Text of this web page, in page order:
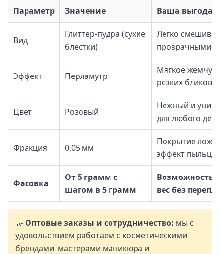
Параметр Значение Ваша выгода
Вид
Глиттер-пудра (сухие
блестки)
Легко
прозрачными
Эффект Перламутр
Мягкое
резких бликов
Цвет Розовый
Нежный и
для любого
Фракция 0,05 мм
Покрытие
эффект пыльцы
Фасовка
От 5 грамм с
шагом в 5 грамм
Возможность
вес без
🤝 Оптовые заказы и сотрудничество: мы с
удовольствием работаем с косметическими
брендами, мастерами маникюра и